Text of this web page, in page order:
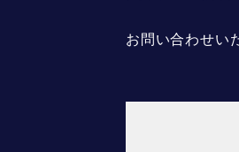
お問い合わせい